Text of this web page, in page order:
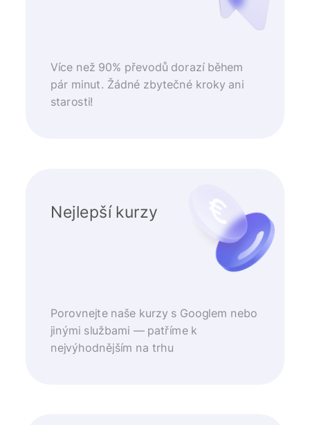
Více než 90% převodů dorazí během
pár minut. Žádné zbytečné kroky ani
starosti!
Nejlepší kurzy
Porovnejte naše kurzy s Googlem nebo
jinými službami — patříme k
nejvýhodnějším na trhu